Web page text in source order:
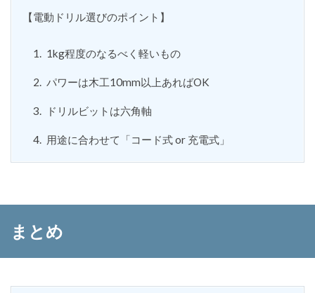
【電動ドリル選びのポイント】
1kg程度のなるべく軽いもの
パワーは木工10mm以上あればOK
ドリルビットは六角軸
用途に合わせて「コード式 or 充電式」
まとめ